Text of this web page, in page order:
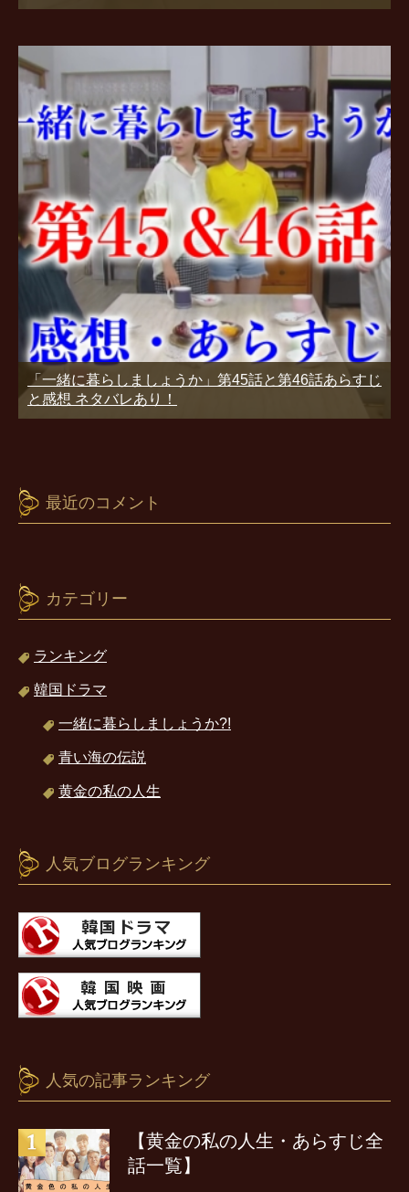
「一緒に暮らしましょうか」第45話と第46話あらすじ
と感想 ネタバレあり！
最近のコメント
カテゴリー
ランキング
韓国ドラマ
一緒に暮らしましょうか?!
青い海の伝説
黄金の私の人生
人気ブログランキング
人気の記事ランキング
【黄金の私の人生・あらすじ全
話一覧】